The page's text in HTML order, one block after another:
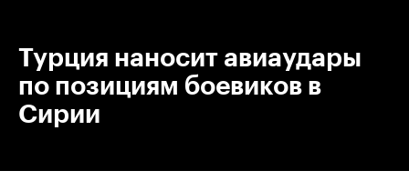
Турция наносит авиаудары
по позициям боевиков в
Сирии